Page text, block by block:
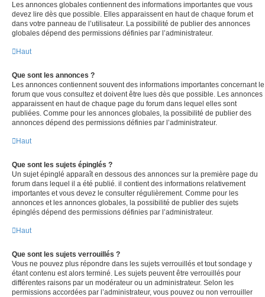
Les annonces globales contiennent des informations importantes que vous
devez lire dès que possible. Elles apparaissent en haut de chaque forum et
dans votre panneau de l’utilisateur. La possibilité de publier des annonces
globales dépend des permissions définies par l’administrateur.
Haut
Que sont les annonces ?
Les annonces contiennent souvent des informations importantes concernant le
forum que vous consultez et doivent être lues dès que possible. Les annonces
apparaissent en haut de chaque page du forum dans lequel elles sont
publiées. Comme pour les annonces globales, la possibilité de publier des
annonces dépend des permissions définies par l’administrateur.
Haut
Que sont les sujets épinglés ?
Un sujet épinglé apparaît en dessous des annonces sur la première page du
forum dans lequel il a été publié. il contient des informations relativement
importantes et vous devez le consulter régulièrement. Comme pour les
annonces et les annonces globales, la possibilité de publier des sujets
épinglés dépend des permissions définies par l’administrateur.
Haut
Que sont les sujets verrouillés ?
Vous ne pouvez plus répondre dans les sujets verrouillés et tout sondage y
étant contenu est alors terminé. Les sujets peuvent être verrouillés pour
différentes raisons par un modérateur ou un administrateur. Selon les
permissions accordées par l’administrateur, vous pouvez ou non verrouiller